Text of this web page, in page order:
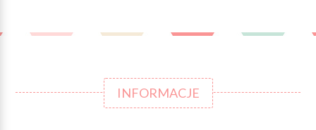
INFORMACJE